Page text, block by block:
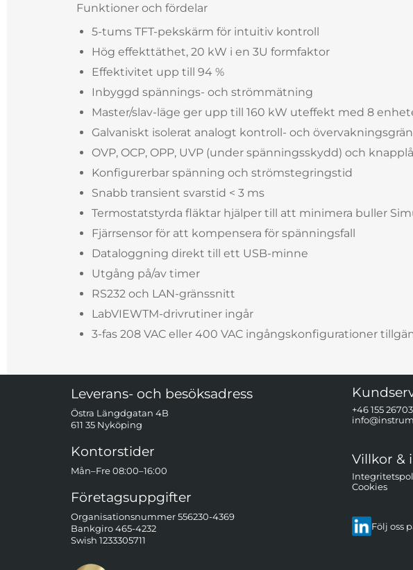
Funktioner och fördelar
5-tums TFT-pekskärm för intuitiv kontroll
Hög effekttäthet, 20 kW i en 3U formfaktor
Effektivitet upp till 94 %
Inbyggd spännings- och strömmätning
Master/slav-läge ger upp till 160 kW uteffekt med 8
Galvaniskt isolerat analogt kontroll- och
OVP, OCP, OPP, UVP (under spänningsskydd) och
Konfigurerbar spänning och strömstegringstid
Snabb transient svarstid < 3 ms
Termostatstyrda fläktar hjälper till att minimera buller
Fjärrsensor för att kompensera för spänningsfall
Dataloggning direkt till ett USB-minne
Utgång på/av timer
RS232 och LAN-gränssnitt
LabVIEWTM-drivrutiner ingår
3-fas 208 VAC eller 400 VAC ingångskonfigurationer
Sidfot Blandad info och länkar
Leverans- och besöksadress
Östra Längdgatan 4B
611 35 Nyköping
Kontorstider
Mån–Fre 08:00–16:00
Företagsuppgifter
Organisationsnummer 556230-4369
Bankgiro 465-4232
Swish 1233305711
+46 155
Villkor &
Cookies
Följ oss